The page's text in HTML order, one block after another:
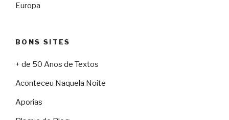
Europa
BONS SITES
+ de 50 Anos de Textos
Aconteceu Naquela Noite
Aporias